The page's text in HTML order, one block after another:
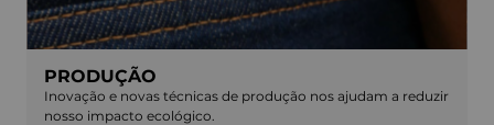
PRODUÇÃO
Inovação e novas técnicas de produção nos ajudam a reduzir
nosso impacto ecológico.